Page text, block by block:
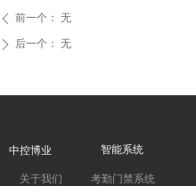
ꄴ 前一个： 无
ꄲ 后一个： 无
中控博业
考勤门禁系统
关于我们
智能系统